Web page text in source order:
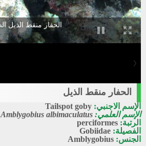
الحفار منقط الذيل
الإسم الاجنبي: Tailspot goby
الإسم العلمي: Amblygobius albimaculatus
الرتبة: perciformes
الفصيلة: Gobiidae
الجنس: Amblygobius